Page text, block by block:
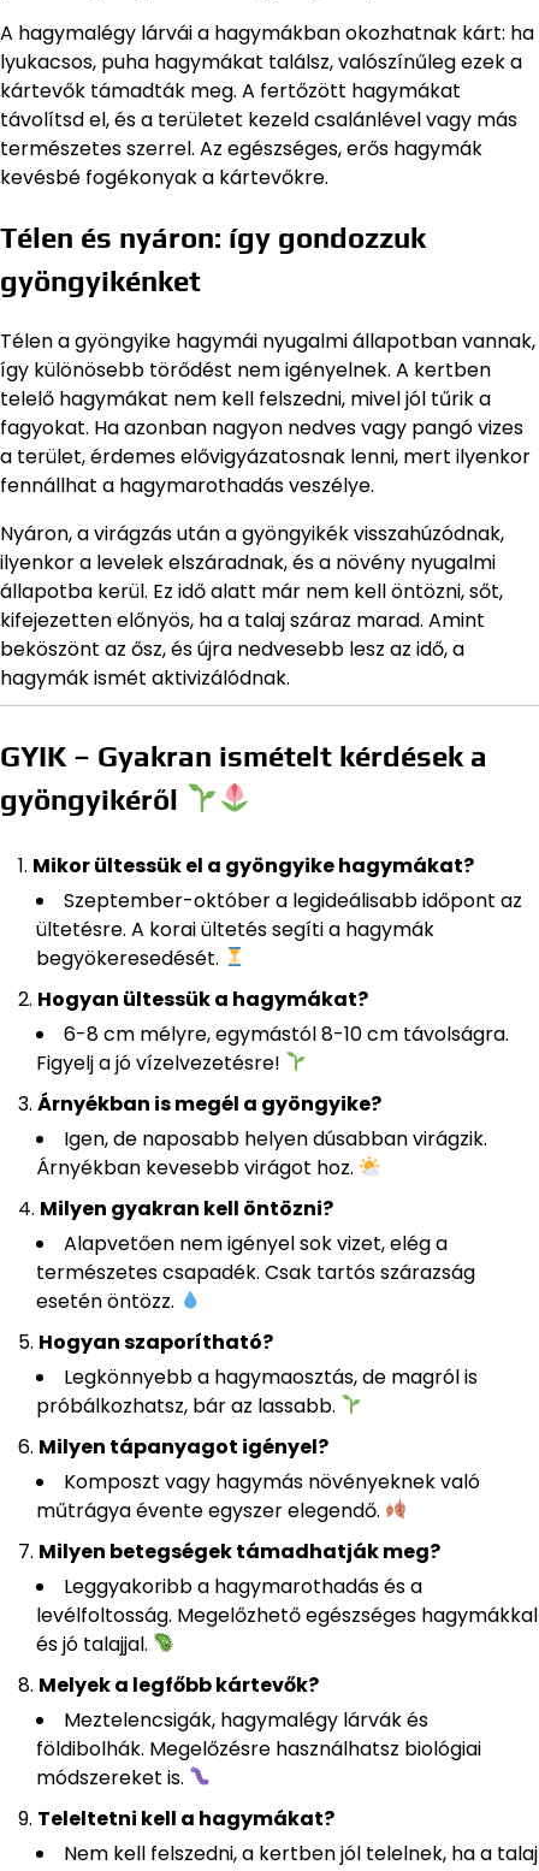
A hagymalégy lárvái a hagymákban okozhatnak kárt: ha
lyukacsos, puha hagymákat találsz, valószínűleg ezek a
kártevők támadták meg. A fertőzött hagymákat
távolítsd el, és a területet kezeld csalánlével vagy más
természetes szerrel. Az egészséges, erős hagymák
kevésbé fogékonyak a kártevőkre.
Télen és nyáron: így gondozzuk
gyöngyikénket
Télen a gyöngyike hagymái nyugalmi állapotban vannak,
így különösebb törődést nem igényelnek. A kertben
telelő hagymákat nem kell felszedni, mivel jól tűrik a
fagyokat. Ha azonban nagyon nedves vagy pangó vizes
a terület, érdemes elővigyázatosnak lenni, mert ilyenkor
fennállhat a hagymarothadás veszélye.
Nyáron, a virágzás után a gyöngyikék visszahúzódnak,
ilyenkor a levelek elszáradnak, és a növény nyugalmi
állapotba kerül. Ez idő alatt már nem kell öntözni, sőt,
kifejezetten előnyös, ha a talaj száraz marad. Amint
beköszönt az ősz, és újra nedvesebb lesz az idő, a
hagymák ismét aktivizálódnak.
GYIK – Gyakran ismételt kérdések a
gyöngyikéről
Mikor ültessük el a gyöngyike hagymákat?
Szeptember-október a legideálisabb időpont az
ültetésre. A korai ültetés segíti a hagymák
begyökeresedését.
Hogyan ültessük a hagymákat?
6-8 cm mélyre, egymástól 8-10 cm távolságra.
Figyelj a jó vízelvezetésre!
Árnyékban is megél a gyöngyike?
Igen, de naposabb helyen dúsabban virágzik.
Árnyékban kevesebb virágot hoz.
Milyen gyakran kell öntözni?
Alapvetően nem igényel sok vizet, elég a
természetes csapadék. Csak tartós szárazság
esetén öntözz.
Hogyan szaporítható?
Legkönnyebb a hagymaosztás, de magról is
próbálkozhatsz, bár az lassabb.
Milyen tápanyagot igényel?
Komposzt vagy hagymás növényeknek való
műtrágya évente egyszer elegendő.
Milyen betegségek támadhatják meg?
Leggyakoribb a hagymarothadás és a
levélfoltosság. Megelőzhető egészséges hagymákkal
és jó talajjal.
Melyek a legfőbb kártevők?
Meztelencsigák, hagymalégy lárvák és
földibolhák. Megelőzésre használhatsz biológiai
módszereket is.
Teleltetni kell a hagymákat?
Nem kell felszedni, a kertben jól telelnek, ha a talaj